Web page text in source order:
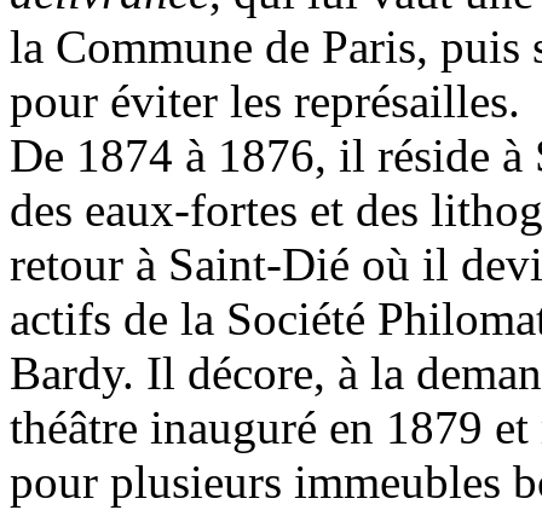
la Commune de Paris, puis
pour éviter les représailles.
De 1874 à 1876, il réside
des eaux-fortes et des
retour à Saint-Dié où il
actifs de la Société
Bardy. Il décore, à la
théâtre inauguré en 1879
pour plusieurs immeubles